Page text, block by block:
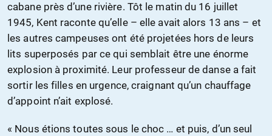
cabane près d’une rivière. Tôt le matin du 16 juillet
1945, Kent raconte qu’elle – elle avait alors 13 ans – et
les autres campeuses ont été projetées hors de leurs
lits superposés par ce qui semblait être une énorme
explosion à proximité. Leur professeur de danse a fait
sortir les filles en urgence, craignant qu’un chauffage
d’appoint n’ait explosé.
« Nous étions toutes sous le choc … et puis, d’un seul